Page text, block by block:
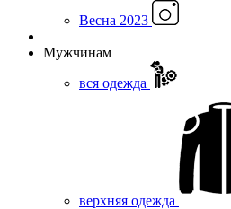
Весна 2023
Мужчинам
вся одежда
верхняя одежда